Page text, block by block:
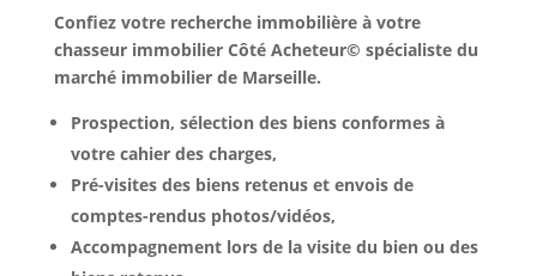
Confiez votre recherche immobilière à votre
chasseur immobilier Côté Acheteur© spécialiste du
marché immobilier de Marseille.
Prospection, sélection des biens conformes à
votre cahier des charges,
Pré-visites des biens retenus et envois de
comptes-rendus photos/vidéos,
Accompagnement lors de la visite du bien ou des